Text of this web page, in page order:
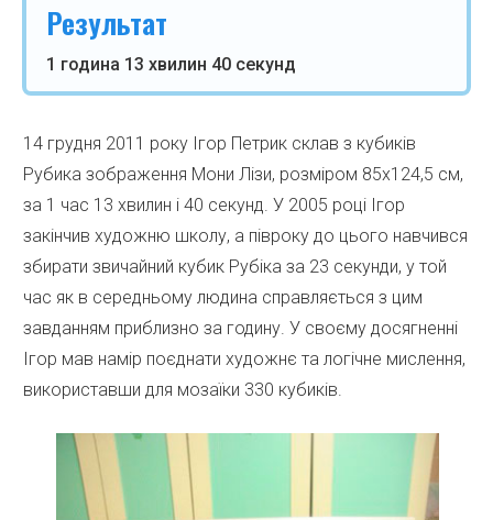
Результат
1 година 13 хвилин 40 секунд
14 грудня 2011 року Ігор Петрик склав з кубиків
Рубика зображення Мони Лізи, розміром 85х124,5 см,
за 1 час 13 хвилин і 40 секунд. У 2005 році Ігор
закінчив художню школу, а півроку до цього навчився
збирати звичайний кубик Рубіка за 23 секунди, у той
час як в середньому людина справляється з цим
завданням приблизно за годину. У своєму досягненні
Ігор мав намір поєднати художнє та логічне мислення,
використавши для мозаїки 330 кубиків.